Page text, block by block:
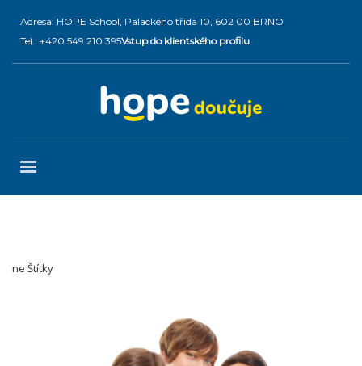
Adresa: HOPE School, Palackého třída 10, 602 00 BRNO
Tel.: +420 549 210 395Vstup do klientského profilu
ne Štítky